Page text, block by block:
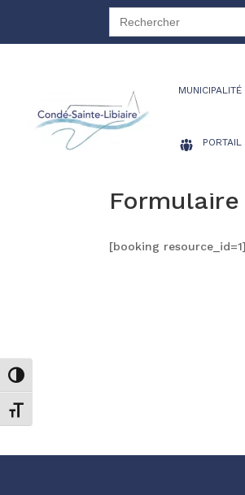
Passer en contraste élevé
Changer la taille de la police
Search
for:
MUNICIPALITÉ
[booking resource_id=1]